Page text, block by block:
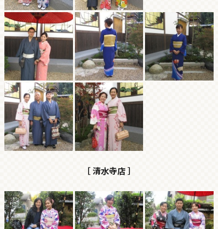
［ 清水寺店 ］